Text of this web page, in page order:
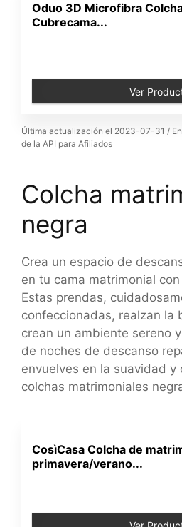
Oduo 3D Microfibra
Cubrecama...
Ver
Última actualización el 2023-07-31 /
de la API para Afiliados
Colcha
negra
Crea un espacio de
en tu cama matrimonial
Estas prendas,
confeccionadas, realzan la
crean un ambiente sereno
de noches de descanso
envuelves en la suavidad y
colchas matrimoniales
CosìCasa Colcha de
primavera/verano...